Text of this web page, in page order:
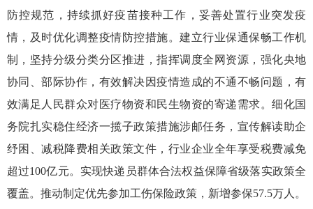
防控规范，持续抓好疫苗接种工作，妥善处置行业突发疫
情，及时优化调整疫情防控措施。建立行业保通保畅工作机
制，坚持分级分类分区推进，指挥调度全网资源，强化央地
协同、部际协作，有效解决因疫情造成的不通不畅问题，有
效满足人民群众对医疗物资和民生物资的寄递需求。细化国
务院扎实稳住经济一揽子政策措施涉邮任务，宣传解读助企
纾困、减税降费相关政策文件，行业企业全年享受税费减免
超过100亿元。实现快递员群体合法权益保障省级落实政策全
覆盖。推动制定优先参加工伤保险政策，新增参保57.5万人。